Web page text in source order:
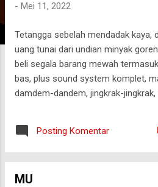
- Mei 11, 2022
Tetangga sebelah mendadak kaya,
uang tunai dari undian minyak
beli segala barang mewah
bas, plus sound system komplet,
damdem-dandem, jingkrak-jingkrak,
bisa bikin album laris tiap hari.
atau tetangganya yang gak punya
Posting Komentar
MU